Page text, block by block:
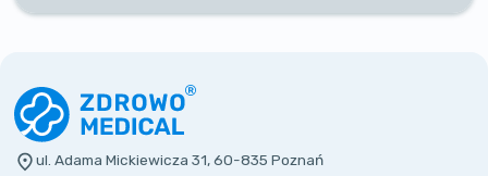
ul. Adama Mickiewicza 31, 60-835 Poznań